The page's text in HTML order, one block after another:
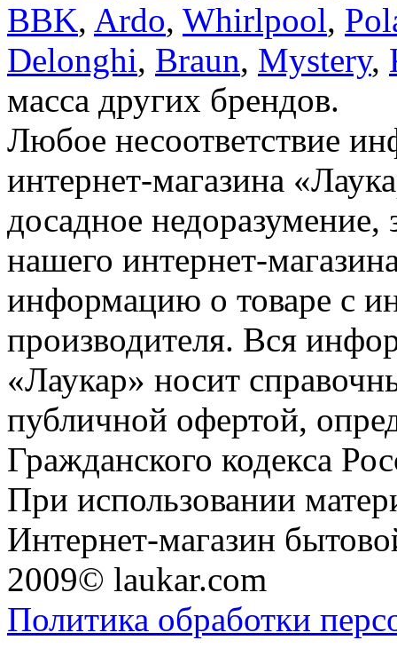
BBK, Ardo, Whirlpool,
Delonghi, Braun, Mystery,
масса других брендов.
Любое несоответствие
интернет-магазина
досадное недоразумение,
нашего интернет-
информацию о товаре с
производителя. Вся
«Лаукар» носит
публичной офертой,
Гражданского кодекса
При использовании
Интернет-магазин
2009© laukar.com
Политика обработки